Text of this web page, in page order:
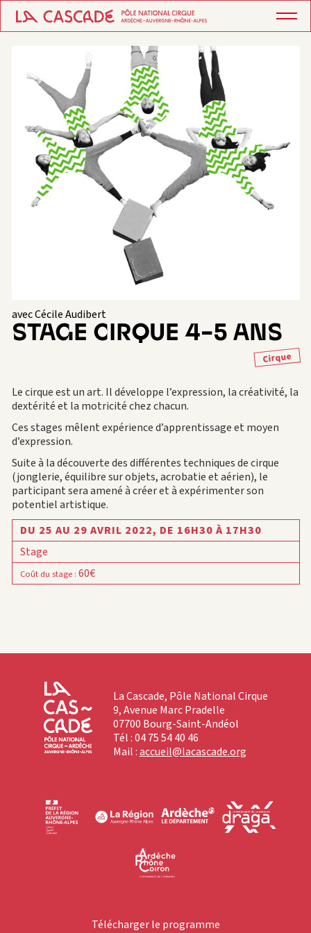
avec Cécile Audibert
STAGE CIRQUE 4-5 ANS
Cirque
Le cirque est un art. Il développe l’expression, la créativité, la
dextérité et la motricité chez chacun.
Ces stages mêlent expérience d’apprentissage et moyen
d’expression.
Suite à la découverte des différentes techniques de cirque
(jonglerie, équilibre sur objets, acrobatie et aérien), le
participant sera amené à créer et à expérimenter son
potentiel artistique.
DU 25 AU 29 AVRIL 2022, DE 16H30 À 17H30
Stage
Coût du stage: 60€
La Cascade, Pôle National Cirque
9, Avenue Marc Pradelle
07700 Bourg-Saint-Andéol
Tél : 04 75 54 40 46
Mail :accueil@lacascade.org
Télécharger le programme